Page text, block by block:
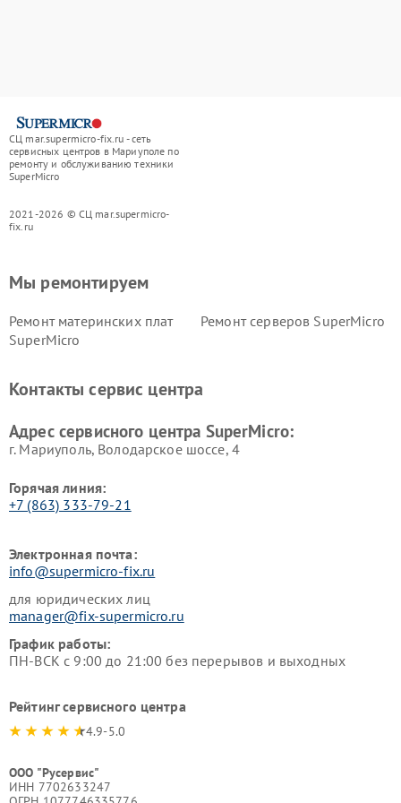
СЦ mar.supermicro-fix.ru - сеть
сервисных центров в Мариуполе по
ремонту и обслуживанию техники
SuperMicro
2021-2026 © СЦ mar.supermicro-
fix.ru
Мы ремонтируем
Ремонт материнских плат
SuperMicro
Ремонт серверов SuperMicro
Контакты сервис центра
Адрес сервисного центра SuperMicro:
г. Мариуполь, Володарское шоссе, 4
Горячая линия:
+7 (863) 333-79-21
Электронная почта:
info@supermicro-fix.ru
для юридических лиц
manager@fix-supermicro.ru
График работы:
ПН-ВСК с 9:00 до 21:00 без перерывов и выходных
Рейтинг сервисного центра
4.9-5.0
ООО "Русервис"
ИНН 7702633247